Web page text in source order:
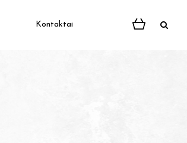
Kontaktai